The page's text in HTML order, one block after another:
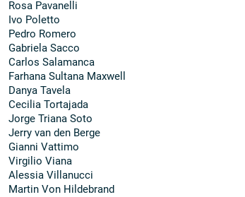
Rosa Pavanelli
Ivo Poletto
Pedro Romero
Gabriela Sacco
Carlos Salamanca
Farhana Sultana Maxwell
Danya Tavela
Cecilia Tortajada
Jorge Triana Soto
Jerry van den Berge
Gianni Vattimo
Virgilio Viana
Alessia Villanucci
Martin Von Hildebrand